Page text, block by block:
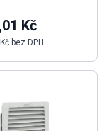
Kč
bez DPH